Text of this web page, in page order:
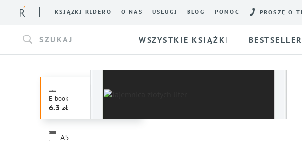
KSIĄŻKI RIDERO O NAS USŁUGI BLOG POMOC PROSZĘ O
SZUKAJ WSZYSTKIE KSIĄŻKI
E-book
6.3
A5